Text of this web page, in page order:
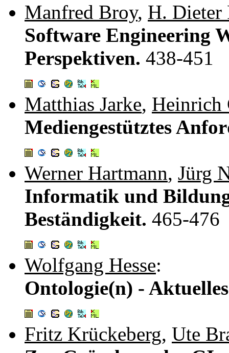
Manfred Broy, H. Dieter
Software Engineering
Perspektiven. 438-451
Matthias Jarke, Heinrich
Mediengestütztes
Werner Hartmann, Jürg
Informatik und
Beständigkeit. 465-476
Wolfgang Hesse:
Ontologie(n) -
Fritz Krückeberg, Ute